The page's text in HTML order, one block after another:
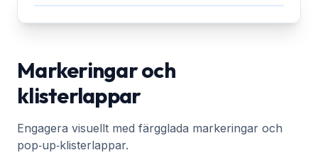
Markeringar och
klisterlappar
Engagera visuellt med färgglada markeringar och
pop‑up‑klisterlappar.